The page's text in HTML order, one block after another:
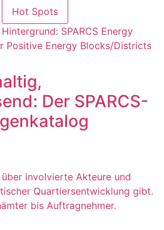
Hot Spots
Der SPARCS-